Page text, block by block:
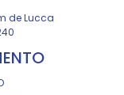
de Lucca